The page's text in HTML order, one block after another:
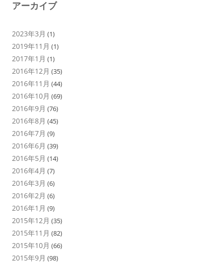
アーカイブ
2023年3月 (1)
2019年11月 (1)
2017年1月 (1)
2016年12月 (35)
2016年11月 (44)
2016年10月 (69)
2016年9月 (76)
2016年8月 (45)
2016年7月 (9)
2016年6月 (39)
2016年5月 (14)
2016年4月 (7)
2016年3月 (6)
2016年2月 (6)
2016年1月 (9)
2015年12月 (35)
2015年11月 (82)
2015年10月 (66)
2015年9月 (98)